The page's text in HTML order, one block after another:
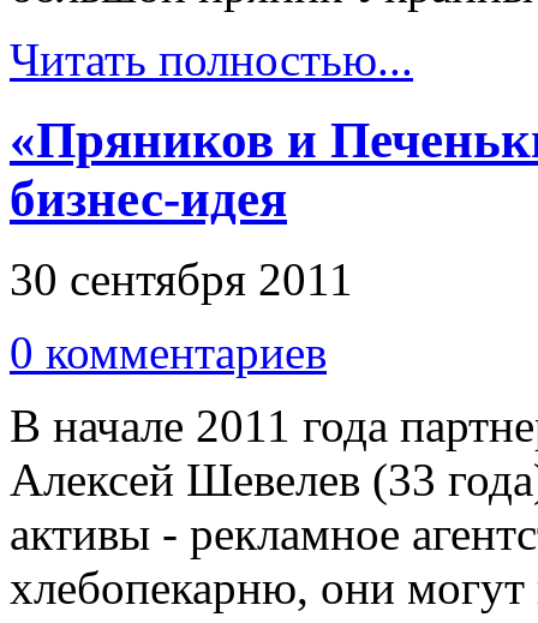
Читать полностью...
«Пряников и
бизнес-идея
30 сентября 2011
0 комментариев
В начале 2011 года
Алексей Шевелев (33
активы - рекламное
хлебопекарню, они